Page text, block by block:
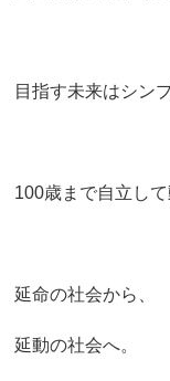
目指す未来はシン
100歳まで自立して
延命の社会から、
延動の社会へ。